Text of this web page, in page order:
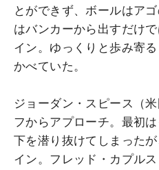
とができず、ボールはア
はバンカーから出すだけ
イン。ゆっくりと歩み寄
かべていた。
ジョーダン・スピース（
フからアプローチ。最初
下を潜り抜けてしまった
イン。フレッド・カプル